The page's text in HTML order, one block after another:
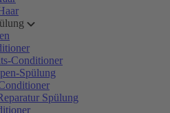
Conditioner
Spülung
Spülung